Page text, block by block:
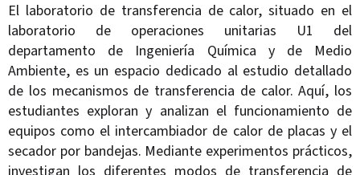
El laboratorio de transferencia de calor, situado en el
laboratorio de operaciones unitarias U1 del
departamento de Ingeniería Química y de Medio
Ambiente, es un espacio dedicado al estudio detallado
de los mecanismos de transferencia de calor. Aquí, los
estudiantes exploran y analizan el funcionamiento de
equipos como el intercambiador de calor de placas y el
secador por bandejas. Mediante experimentos prácticos,